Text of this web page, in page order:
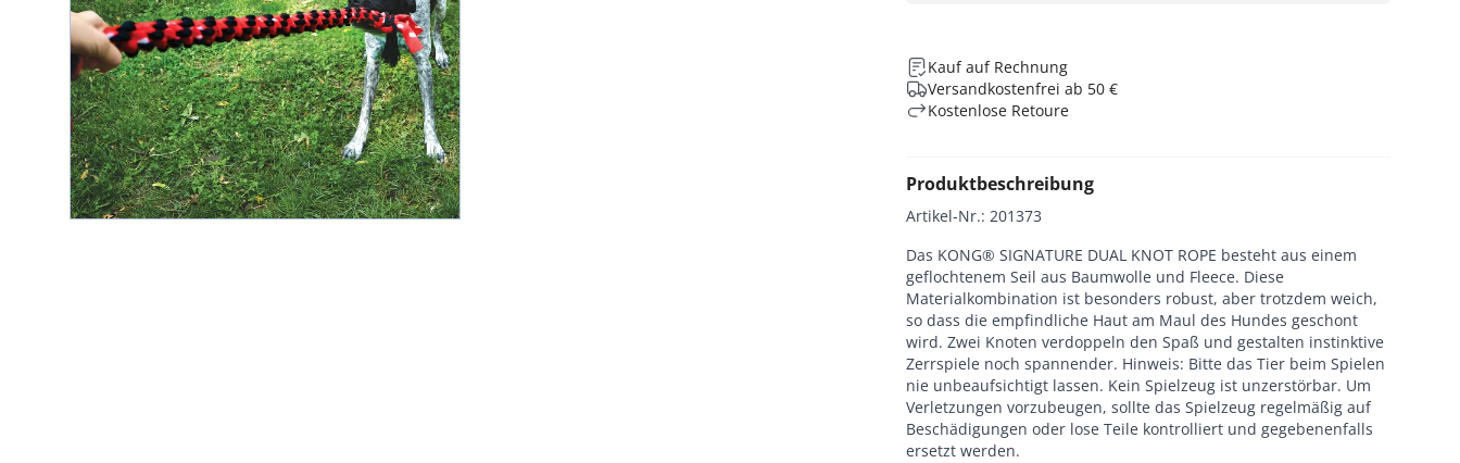
Kauf auf Rechnung
Versandkostenfrei ab 50 €
Kostenlose Retoure
Produktbeschreibung
Artikel-Nr.: 201373
Das KONG® SIGNATURE DUAL KNOT ROPE besteht aus einem
geflochtenem Seil aus Baumwolle und Fleece. Diese
Materialkombination ist besonders robust, aber trotzdem weich,
so dass die empfindliche Haut am Maul des Hundes geschont
wird. Zwei Knoten verdoppeln den Spaß und gestalten instinktive
Zerrspiele noch spannender. Hinweis: Bitte das Tier beim Spielen
nie unbeaufsichtigt lassen. Kein Spielzeug ist unzerstörbar. Um
Verletzungen vorzubeugen, sollte das Spielzeug regelmäßig auf
Beschädigungen oder lose Teile kontrolliert und gegebenenfalls
ersetzt werden.